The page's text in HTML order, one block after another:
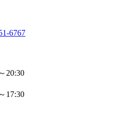
20:30
17:30